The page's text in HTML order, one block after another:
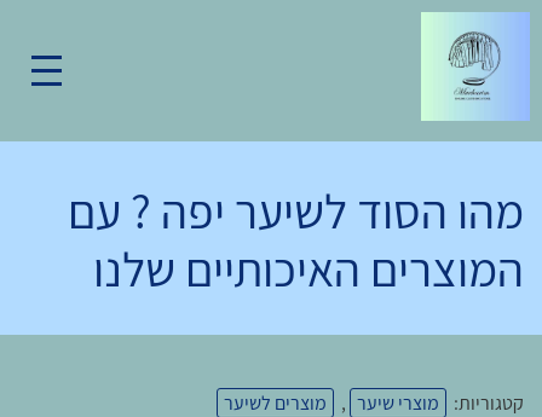
מהו הסוד לשיער יפה ? עם
המוצרים האיכותיים שלנו
קטגוריות: מוצרי שיער , מוצרים לשיער